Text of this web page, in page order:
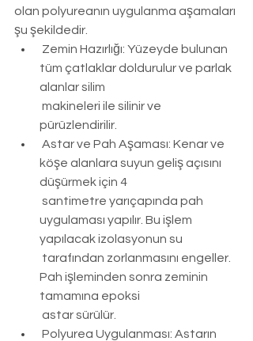
olan polyureanın uygulanma aşamaları
şu şekildedir.
Zemin Hazırlığı: Yüzeyde bulunan
tüm çatlaklar doldurulur ve parlak
alanlar silim
pürüzlendirilir.
Astar ve Pah Aşaması: Kenar ve
köşe alanlara suyun geliş açısını
düşürmek için 4
uygulaması yapılır. Bu işlem
yapılacak izolasyonun su
Pah işleminden sonra zeminin
tamamına epoksi
astar sürülür.
Polyurea Uygulanması: Astarın